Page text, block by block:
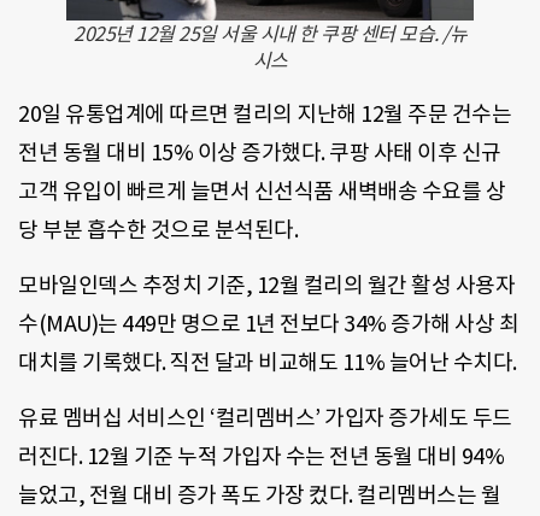
2025년 12월 25일 서울 시내 한 쿠팡 센터 모습. /뉴
시스
20일 유통업계에 따르면 컬리의 지난해 12월 주문 건수는
전년 동월 대비 15% 이상 증가했다. 쿠팡 사태 이후 신규
고객 유입이 빠르게 늘면서 신선식품 새벽배송 수요를 상
당 부분 흡수한 것으로 분석된다.
모바일인덱스 추정치 기준, 12월 컬리의 월간 활성 사용자
수(MAU)는 449만 명으로 1년 전보다 34% 증가해 사상 최
대치를 기록했다. 직전 달과 비교해도 11% 늘어난 수치다.
유료 멤버십 서비스인 ‘컬리멤버스’ 가입자 증가세도 두드
러진다. 12월 기준 누적 가입자 수는 전년 동월 대비 94%
늘었고, 전월 대비 증가 폭도 가장 컸다. 컬리멤버스는 월